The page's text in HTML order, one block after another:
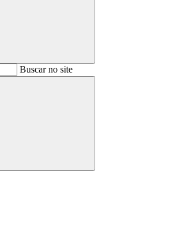
BuscarBuscar no site
Buscar